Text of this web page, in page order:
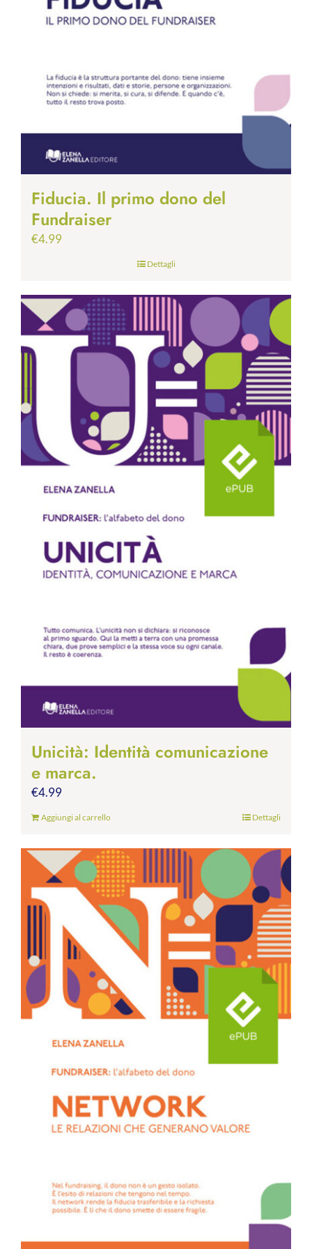
Fiducia. Il primo dono del
Fundraiser
€4.99
Dettagli
Unicità: Identità comunicazione
e marca.
€4.99
Aggiungi al carrello Dettagli